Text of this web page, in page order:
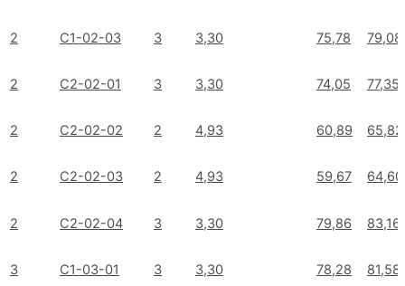
2 C1-02-03 3 3,30 75,78 79,08
2 C2-02-01 3 3,30 74,05 77,35
2 C2-02-02 2 4,93 60,89 65,82
2 C2-02-03 2 4,93 59,67 64,60
2 C2-02-04 3 3,30 79,86 83,16
3 C1-03-01 3 3,30 78,28 81,58